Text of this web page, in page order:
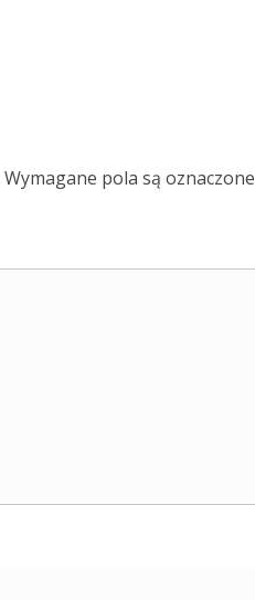
Wymagane pola są oznaczone